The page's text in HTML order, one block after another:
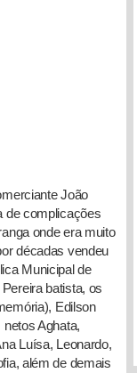
João
de complicações
onde era muito
décadas vendeu
Municipal de
batista, os
Edilson
Aghata,
Luísa, Leonardo,
além de demais